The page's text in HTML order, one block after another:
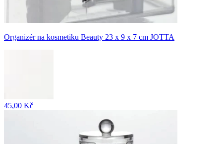
Organizér na kosmetiku Beauty 23 x 9 x 7 cm JOTTA
45,00 Kč